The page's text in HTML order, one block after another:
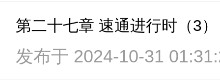
第二十七章 速通进行时（3）
发布于 2024-10-31